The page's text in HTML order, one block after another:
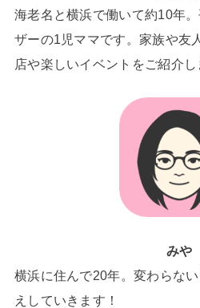
海老名と横浜で働いて約10年
ザーの1児ママです。家族や友
店や楽しいイベントをご紹介し
みや
横浜に住んで20年。変わらな
えしていきます！